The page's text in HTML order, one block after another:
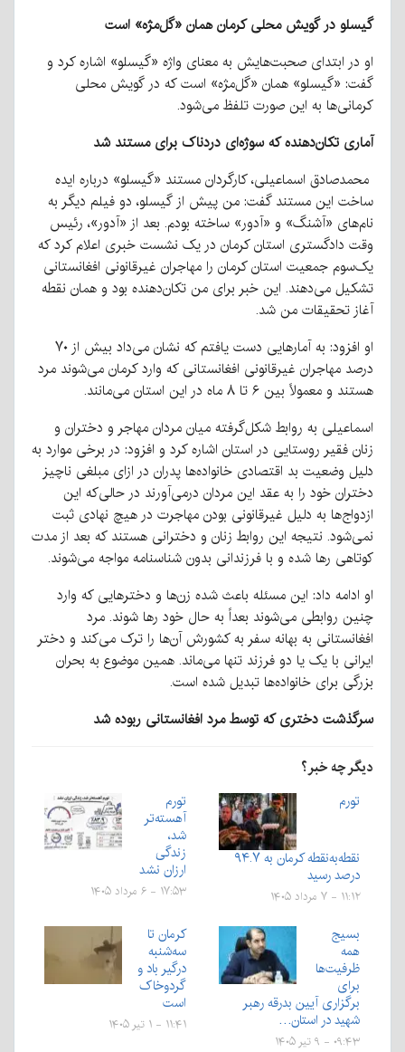
گیسلو در گویش محلی کرمان همان «گل‌مژه» است
او در ابتدای صحبت‌هایش به معنای واژه «گیسلو» اشاره کرد و
گفت: «گیسلو» همان «گل‌مژه» است که در گویش محلی
کرمانی‌ها به این صورت تلفظ می‌شود.
آماری تکان‌دهنده که سوژه‌ای دردناک برای مستند شد
محمدصادق اسماعیلی، کارگردان مستند «گیسلو» درباره ایده
ساخت این مستند گفت: من پیش از گیسلو، دو فیلم دیگر به
نام‌های «آشنگ» و «آدور» ساخته بودم. بعد از «آدور»، رئیس
وقت دادگستری استان کرمان در یک نشست خبری اعلام کرد که
یک‌سوم جمعیت استان کرمان را مهاجران غیرقانونی افغانستانی
تشکیل می‌دهند. این خبر برای من تکان‌دهنده بود و همان نقطه
آغاز تحقیقات من شد.
او افزود: به آمارهایی دست یافتم که نشان می‌داد بیش از ۷۰
درصد مهاجران غیرقانونی افغانستانی که وارد کرمان می‌شوند مرد
هستند و معمولاً بین ۶ تا ۸ ماه در این استان می‌مانند.
اسماعیلی به روابط شکل‌گرفته میان مردان مهاجر و دختران و
زنان فقیر روستایی در استان اشاره کرد و افزود: در برخی موارد به
دلیل وضعیت بد اقتصادی خانواده‌ها پدران در ازای مبلغی ناچیز
دختران خود را به عقد این مردان درمی‌آورند در حالی‌که این
ازدواج‌ها به دلیل غیرقانونی بودن مهاجرت در هیچ نهادی ثبت
نمی‌شود. نتیجه این روابط زنان و دخترانی هستند که بعد از مدت
کوتاهی رها شده و با فرزندانی بدون شناسنامه مواجه می‌شوند.
او ادامه داد: این مسئله باعث شده زن‌ها و دخترهایی که وارد
چنین روابطی می‌شوند بعداً به حال خود رها شوند. مرد
افغانستانی به بهانه سفر به کشورش آن‌ها را ترک می‌کند و دختر
ایرانی با یک یا دو فرزند تنها می‌ماند. همین موضوع به بحران
بزرگی برای خانواده‌ها تبدیل شده است.
سرگذشت دختری که توسط مرد افغانستانی ربوده شد
دیگر چه خبر؟
تورم
نقطه‌به‌نقطه کرمان به ۹۴.۷
درصد رسید
۱۱:۱۲ - ۷ مرداد ۱۴۰۵
تورم
آهسته‌تر
شد،
زندگی
ارزان نشد
۱۷:۵۳ - ۶ مرداد ۱۴۰۵
بسیج
همه
ظرفیت‌ها
برای
برگزاری آیین بدرقه رهبر
شهید در استان…
۰۹:۴۳ - ۹ تیر ۱۴۰۵
کرمان تا
سه‌شنبه
درگیر باد و
گردوخاک
است
۱۱:۴۱ - ۱ تیر ۱۴۰۵